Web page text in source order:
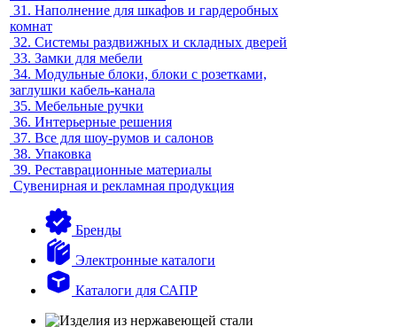
31. Наполнение для шкафов и гардеробных
комнат
32. Системы раздвижных и складных дверей
33. Замки для мебели
34. Модульные блоки, блоки с розетками,
заглушки кабель-канала
35. Мебельные ручки
36. Интерьерные решения
37. Все для шоу-румов и салонов
38. Упаковка
39. Реставрационные материалы
Сувенирная и рекламная продукция
Бренды
Электронные каталоги
Каталоги для САПР